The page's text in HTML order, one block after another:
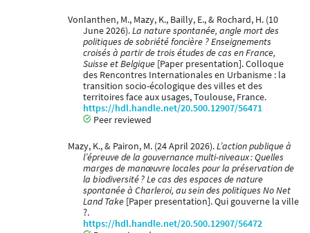
Vonlanthen, M., Mazy, K., Bailly, E., & Rochard, H. (10
June 2026).La nature spontanée, angle mort des
politiques de sobriété foncière ? Enseignements
croisés à partir de trois études de cas en France,
Suisse et Belgique [Paper presentation]. Colloque
des Rencontres Internationales en Urbanisme : la
transition socio-écologique des villes et des
territoires face aux usages, Toulouse, France.
https://hdl.handle.net/20.500.12907/56471
Peer reviewed
Mazy, K., & Pairon, M. (24 April 2026).L’action publique à
l’épreuve de la gouvernance multi-niveaux : Quelles
marges de manœuvre locales pour la préservation de
la biodiversité ? Le cas des espaces de nature
spontanée à Charleroi, au sein des politiques No Net
Land Take [Paper presentation]. Qui gouverne la ville
?.
https://hdl.handle.net/20.500.12907/56472